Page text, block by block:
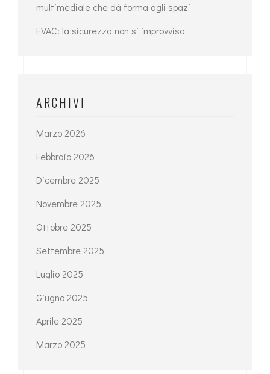
multimediale che dà forma agli spazi
EVAC: la sicurezza non si improvvisa
ARCHIVI
Marzo 2026
Febbraio 2026
Dicembre 2025
Novembre 2025
Ottobre 2025
Settembre 2025
Luglio 2025
Giugno 2025
Aprile 2025
Marzo 2025